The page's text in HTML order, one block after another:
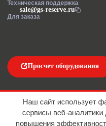
Техническая поддержка
sale@gs-reserve.ru
Для заказа
Просчет оборудования
Наш сайт использует
сервисы веб-
повышения